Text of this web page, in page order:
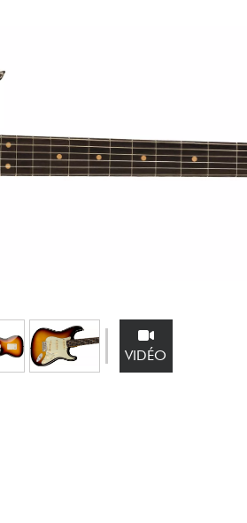
Voir nos marques
VIDÉO